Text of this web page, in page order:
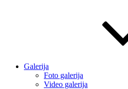
Galerija
Foto galerija
Video galerija